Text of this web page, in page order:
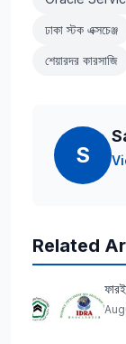
ঢাকা স্টক এক্সচেঞ্জ
শেয়ারদর কারসাজি
S
Related